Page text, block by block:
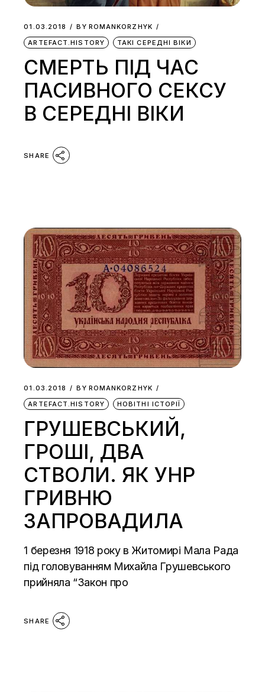
01.03.2018 BY ROMANKORZHYK
ARTEFACT.HISTORY
ТАКІ СЕРЕДНІ ВІКИ
СМЕРТЬ ПІД ЧАС
ПАСИВНОГО СЕКСУ
В СЕРЕДНІ ВІКИ
SHARE
01.03.2018 BY ROMANKORZHYK
ARTEFACT.HISTORY
НОВІТНІ ІСТОРІЇ
ГРУШЕВСЬКИЙ,
ГРОШІ, ДВА
СТВОЛИ. ЯК УНР
ГРИВНЮ
ЗАПРОВАДИЛА
1 березня 1918 року в Житомирі Мала Рада
під головуванням Михайла Грушевського
прийняла “Закон про
SHARE